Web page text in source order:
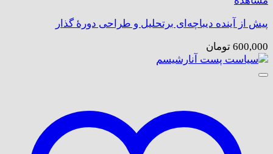
پیش از آینده دیباچه‌ای برتحلیل و طراحی دورۀ گذار
600,000 تومان